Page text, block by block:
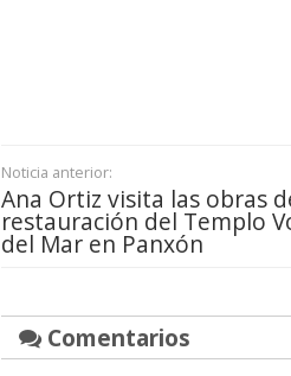
Noticia anterior:
Ana Ortiz visita las obras
restauración del Templo
del Mar en Panxón
Comentarios